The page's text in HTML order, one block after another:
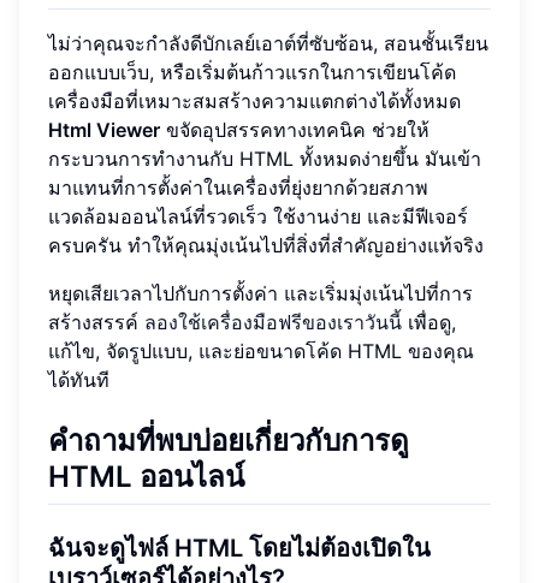
ไม่ว่าคุณจะกำลังดีบักเลย์เอาต์ที่ซับซ้อน, สอนชั้นเรียน
ออกแบบเว็บ, หรือเริ่มต้นก้าวแรกในการเขียนโค้ด
เครื่องมือที่เหมาะสมสร้างความแตกต่างได้ทั้งหมด
Html Viewer ขจัดอุปสรรคทางเทคนิค ช่วยให้
กระบวนการทำงานกับ HTML ทั้งหมดง่ายขึ้น มันเข้า
มาแทนที่การตั้งค่าในเครื่องที่ยุ่งยากด้วยสภาพ
แวดล้อมออนไลน์ที่รวดเร็ว ใช้งานง่าย และมีฟีเจอร์
ครบครัน ทำให้คุณมุ่งเน้นไปที่สิ่งที่สำคัญอย่างแท้จริง
หยุดเสียเวลาไปกับการตั้งค่า และเริ่มมุ่งเน้นไปที่การ
สร้างสรรค์ ลองใช้เครื่องมือฟรีของเราวันนี้ เพื่อดู,
แก้ไข, จัดรูปแบบ, และย่อขนาดโค้ด HTML ของคุณ
ได้ทันที
คำถามที่พบบ่อยเกี่ยวกับการดู
HTML ออนไลน์
ฉันจะดูไฟล์ HTML โดยไม่ต้องเปิดใน